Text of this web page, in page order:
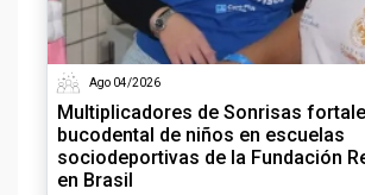
Ago 04/2026
Multiplicadores de Sonrisas
bucodental de niños en escuelas
sociodeportivas de la Fundación
en Brasil